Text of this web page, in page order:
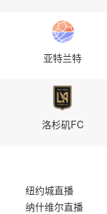
亚特兰特
洛杉矶FC
纽约城直播
纳什维尔直播